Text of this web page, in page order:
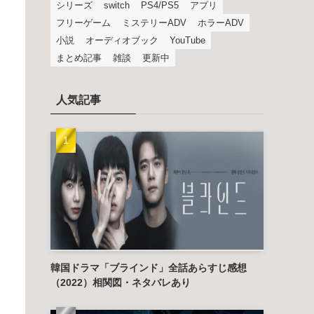
シリーズ switch PS4/PS5
アプリ
フリーゲーム
ミステリーADV
ホラーADV
小説
オーディオブック
YouTube
まとめ記事
雑談 更新中
人気記事
韓国ドラマ「ブラインド」全話あらすじ感想
（2022）相関図・ネタバレあり